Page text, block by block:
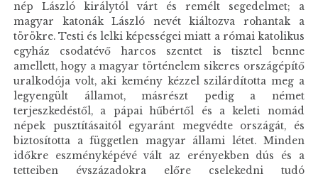
nép László királytól várt és remélt segedelmet; a
magyar katonák László nevét kiáltozva rohantak a
törökre. Testi és lelki képességei miatt a római katolikus
egyház csodatévő harcos szentet is tisztel benne
amellett, hogy a magyar történelem sikeres országépítő
uralkodója volt, aki kemény kézzel szilárdította meg a
legyengült államot, másrészt pedig a német
terjeszkedéstől, a pápai hűbértől és a keleti nomád
népek pusztításaitól egyaránt megvédte országát, és
biztosította a független magyar állami létet. Minden
időkre eszményképévé vált az erényekben dús és a
tetteiben évszázadokra előre cselekedni tudó